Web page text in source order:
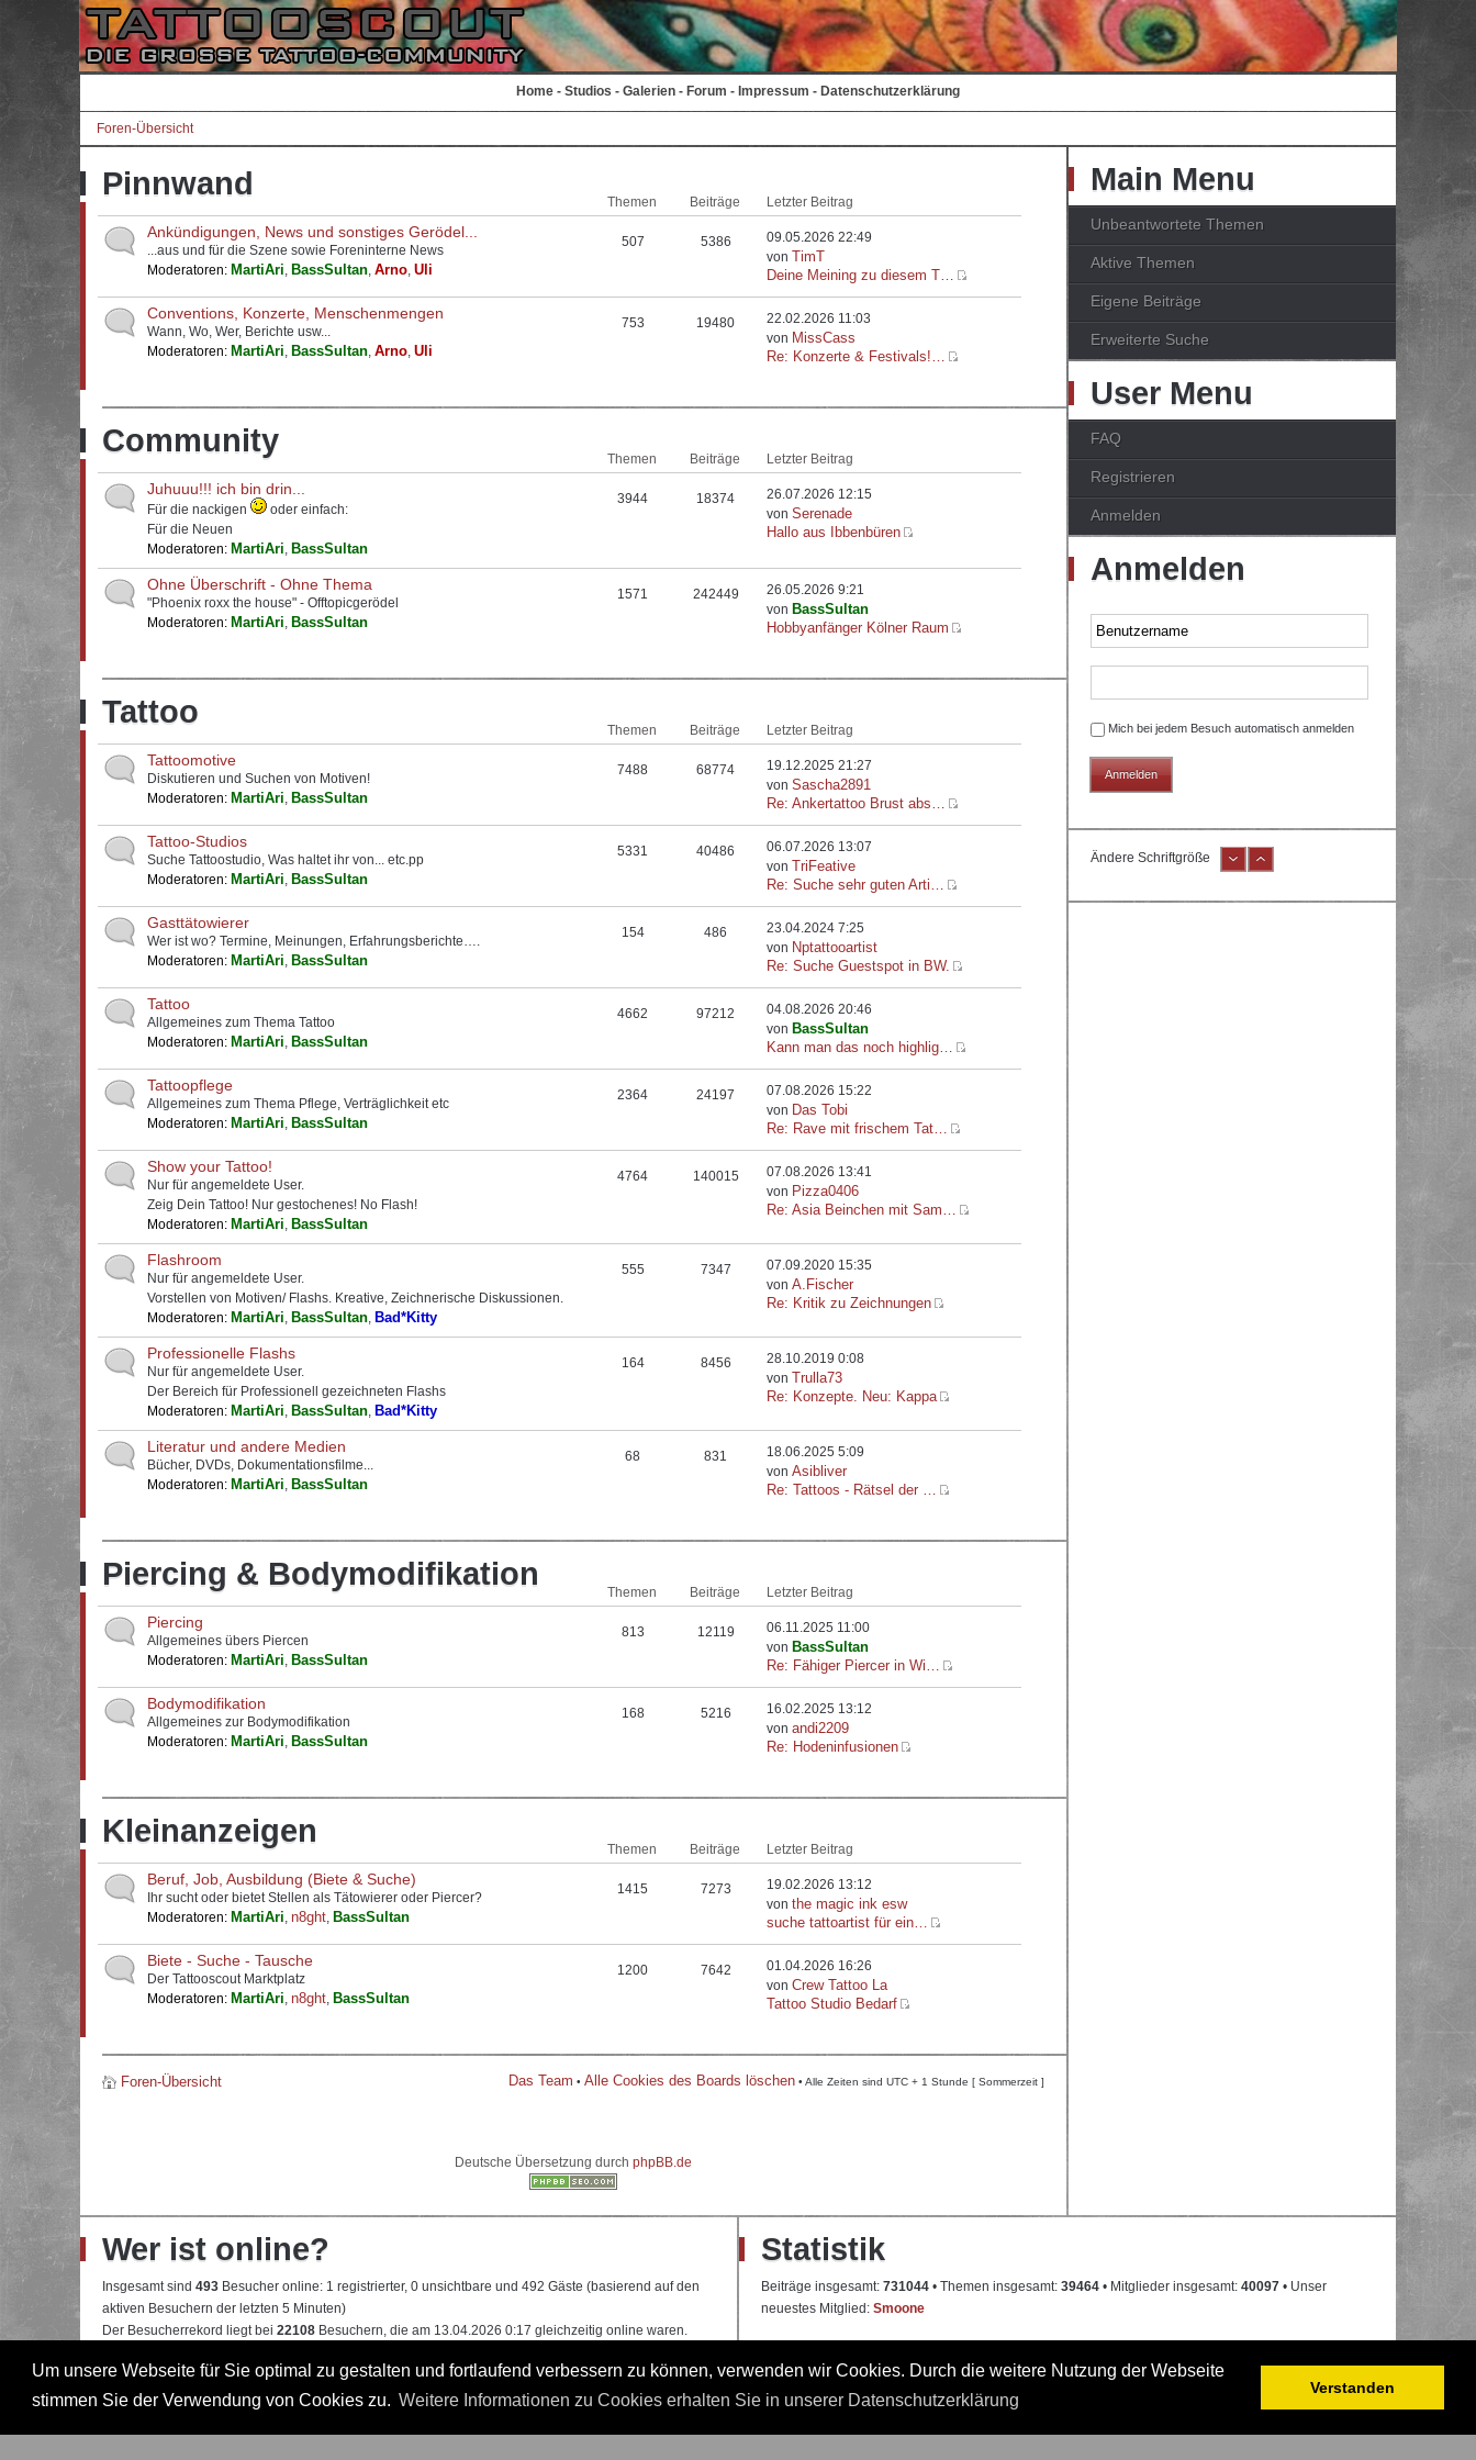
Um unsere Webseite für Sie optimal zu gestalten und fortlaufend verbessern zu können, verwenden wir Cookies. Durch die weitere Nutzung der Webseite
stimmen Sie der Verwendung von Cookies zu. Weitere Informationen zu Cookies erhalten Sie in unserer Datenschutzerklärung
Verstanden
Home - Studios - Galerien - Forum - Impressum - Datenschutzerklärung
Foren-Übersicht
Pinnwand
Themen Beiträge Letzter Beitrag
Ankündigungen, News und sonstiges Gerödel...
...aus und für die Szene sowie Foreninterne News
Moderatoren: MartiAri, BassSultan, Arno, Uli
507 5386
09.05.2026 22:49
von TimT
Deine Meining zu diesem T…
Conventions, Konzerte, Menschenmengen
Wann, Wo, Wer, Berichte usw...
Moderatoren: MartiAri, BassSultan, Arno, Uli
753 19480
22.02.2026 11:03
von MissCass
Re: Konzerte & Festivals!…
Community
Themen Beiträge Letzter Beitrag
Juhuuu!!! ich bin drin...
Für die nackigen
oder einfach:
Für die Neuen
Moderatoren: MartiAri, BassSultan
3944 18374
26.07.2026 12:15
vonSerenade
Hallo aus Ibbenbüren
Ohne Überschrift - Ohne Thema
"Phoenix roxx the house" - Offtopicgerödel
Moderatoren: MartiAri, BassSultan
1571 242449
26.05.2026 9:21
von BassSultan
Hobbyanfänger Kölner Raum
Tattoo
Themen Beiträge Letzter Beitrag
Tattoomotive
Diskutieren und Suchen von Motiven!
Moderatoren: MartiAri, BassSultan
7488 68774
19.12.2025 21:27
vonSascha2891
Re: Ankertattoo Brust abs…
Tattoo-Studios
Suche Tattoostudio, Was haltet ihr von... etc.pp
Moderatoren: MartiAri, BassSultan
5331 40486
06.07.2026 13:07
von TriFeative
Re: Suche sehr guten Arti…
Gasttätowierer
Wer ist wo? Termine, Meinungen, Erfahrungsberichte….
Moderatoren: MartiAri, BassSultan
154 486
23.04.2024 7:25
von Nptattooartist
Re: Suche Guestspot in BW.
Tattoo
Allgemeines zum Thema Tattoo
Moderatoren: MartiAri, BassSultan
4662 97212
04.08.2026 20:46
von BassSultan
Kann man das noch highlig…
Tattoopflege
Allgemeines zum Thema Pflege, Verträglichkeit etc
Moderatoren: MartiAri, BassSultan
2364 24197
07.08.2026 15:22
von Das Tobi
Re: Rave mit frischem Tat…
Show your Tattoo!
Nur für angemeldete User.
Zeig Dein Tattoo! Nur gestochenes! No Flash!
Moderatoren: MartiAri, BassSultan
4764 140015
07.08.2026 13:41
von Pizza0406
Re: Asia Beinchen mit Sam…
Flashroom
Nur für angemeldete User.
Vorstellen von Motiven/ Flashs. Kreative, Zeichnerische Diskussionen.
Moderatoren: MartiAri, BassSultan, Bad*Kitty
555 7347
07.09.2020 15:35
vonA.Fischer
Re: Kritik zu Zeichnungen
Professionelle Flashs
Nur für angemeldete User.
Der Bereich für Professionell gezeichneten Flashs
Moderatoren: MartiAri, BassSultan, Bad*Kitty
164 8456
28.10.2019 0:08
von Trulla73
Re: Konzepte. Neu: Kappa
Literatur und andere Medien
Bücher, DVDs, Dokumentationsfilme...
Moderatoren: MartiAri, BassSultan
68 831
18.06.2025 5:09
vonAsibliver
Re: Tattoos - Rätsel der …
Piercing & Bodymodifikation
Themen Beiträge Letzter Beitrag
Piercing
Allgemeines übers Piercen
Moderatoren: MartiAri, BassSultan
813 12119
06.11.2025 11:00
von BassSultan
Re: Fähiger Piercer in Wi…
Bodymodifikation
Allgemeines zur Bodymodifikation
Moderatoren: MartiAri, BassSultan
168 5216
16.02.2025 13:12
vonandi2209
Re: Hodeninfusionen
Kleinanzeigen
Themen Beiträge Letzter Beitrag
Beruf, Job, Ausbildung (Biete & Suche)
Ihr sucht oder bietet Stellen als Tätowierer oder Piercer?
Moderatoren: MartiAri, n8ght, BassSultan
1415 7273
19.02.2026 13:12
vonthe magic ink esw
suche tattoartist für ein…
Biete - Suche - Tausche
Der Tattooscout Marktplatz
Moderatoren: MartiAri, n8ght, BassSultan
1200 7642
01.04.2026 16:26
vonCrew Tattoo La
Tattoo Studio Bedarf
Foren-Übersicht Das Team • Alle Cookies des Boards löschen • Alle Zeiten sind UTC + 1 Stunde [ Sommerzeit ]
Deutsche Übersetzung durch phpBB.de
Main Menu
Unbeantwortete Themen
Aktive Themen
Eigene Beiträge
Erweiterte Suche
User Menu
FAQ
Registrieren
Anmelden
Anmelden
Mich bei jedem Besuch automatisch anmelden
Ändere Schriftgröße
Wer ist online?
Insgesamt sind 493 Besucher online: 1 registrierter, 0 unsichtbare und 492 Gäste (basierend auf den
aktiven Besuchern der letzten 5 Minuten)
Der Besucherrekord liegt bei 22108 Besuchern, die am 13.04.2026 0:17 gleichzeitig online waren.
Mitglieder:Google [Bot]
Legende: Administrator,Moderator,Professional Professional in Ausbildung
Statistik
Beiträge insgesamt: 731044 • Themen insgesamt: 39464 • Mitglieder insgesamt: 40097 • Unser
neuestes Mitglied: Smoone